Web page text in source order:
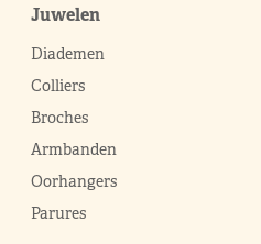
Juwelen
Diademen
Colliers
Broches
Armbanden
Oorhangers
Parures